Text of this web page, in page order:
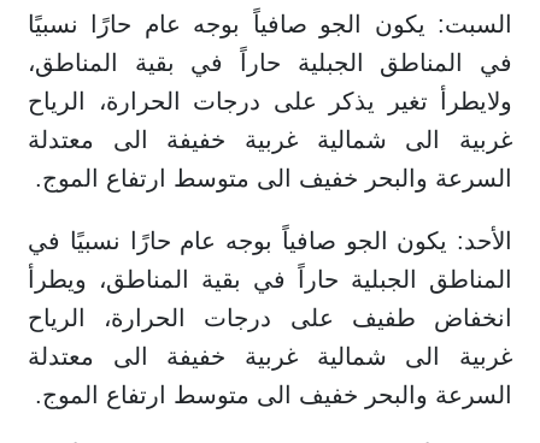
السبت: يكون الجو صافياً بوجه عام حارًا نسبيًا
في المناطق الجبلية حاراً في بقية المناطق،
ولايطرأ تغير يذكر على درجات الحرارة، الرياح
غربية الى شمالية غربية خفيفة الى معتدلة
السرعة والبحر خفيف الى متوسط ارتفاع الموج.
الأحد: يكون الجو صافياً بوجه عام حارًا نسبيًا في
المناطق الجبلية حاراً في بقية المناطق، ويطرأ
انخفاض طفيف على درجات الحرارة، الرياح
غربية الى شمالية غربية خفيفة الى معتدلة
السرعة والبحر خفيف الى متوسط ارتفاع الموج.